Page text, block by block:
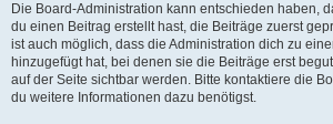
Die Board-Administration kann entschieden haben,
du einen Beitrag erstellt hast, die Beiträge zuerst
ist auch möglich, dass die Administration dich zu
hinzugefügt hat, bei denen sie die Beiträge erst
auf der Seite sichtbar werden. Bitte kontaktiere die
du weitere Informationen dazu benötigst.